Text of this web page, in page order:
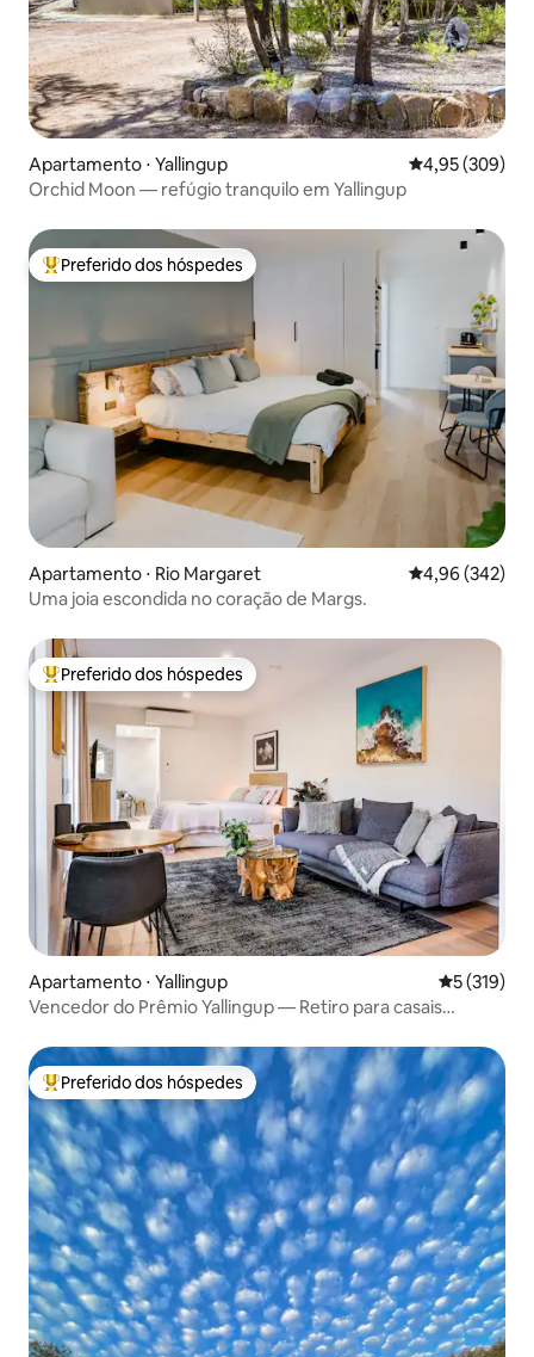
Apartamento ⋅ Yallingup 4,95 de uma
4,95 (309)
Orchid Moon — refúgio tranquilo em Yallingup
Entre os melhores preferidos dos hóspedes
Preferido dos hóspedes
Apartamento ⋅ Rio Margaret 4,96 de uma
4,96 (342)
Uma joia escondida no coração de Margs.
Entre os melhores preferidos dos hóspedes
Preferido dos hóspedes
Apartamento ⋅ Yallingup 5 de uma
5 (319)
Vencedor do Prêmio Yallingup — Retiro para casais
Entre os melhores preferidos dos hóspedes
Preferido dos hóspedes